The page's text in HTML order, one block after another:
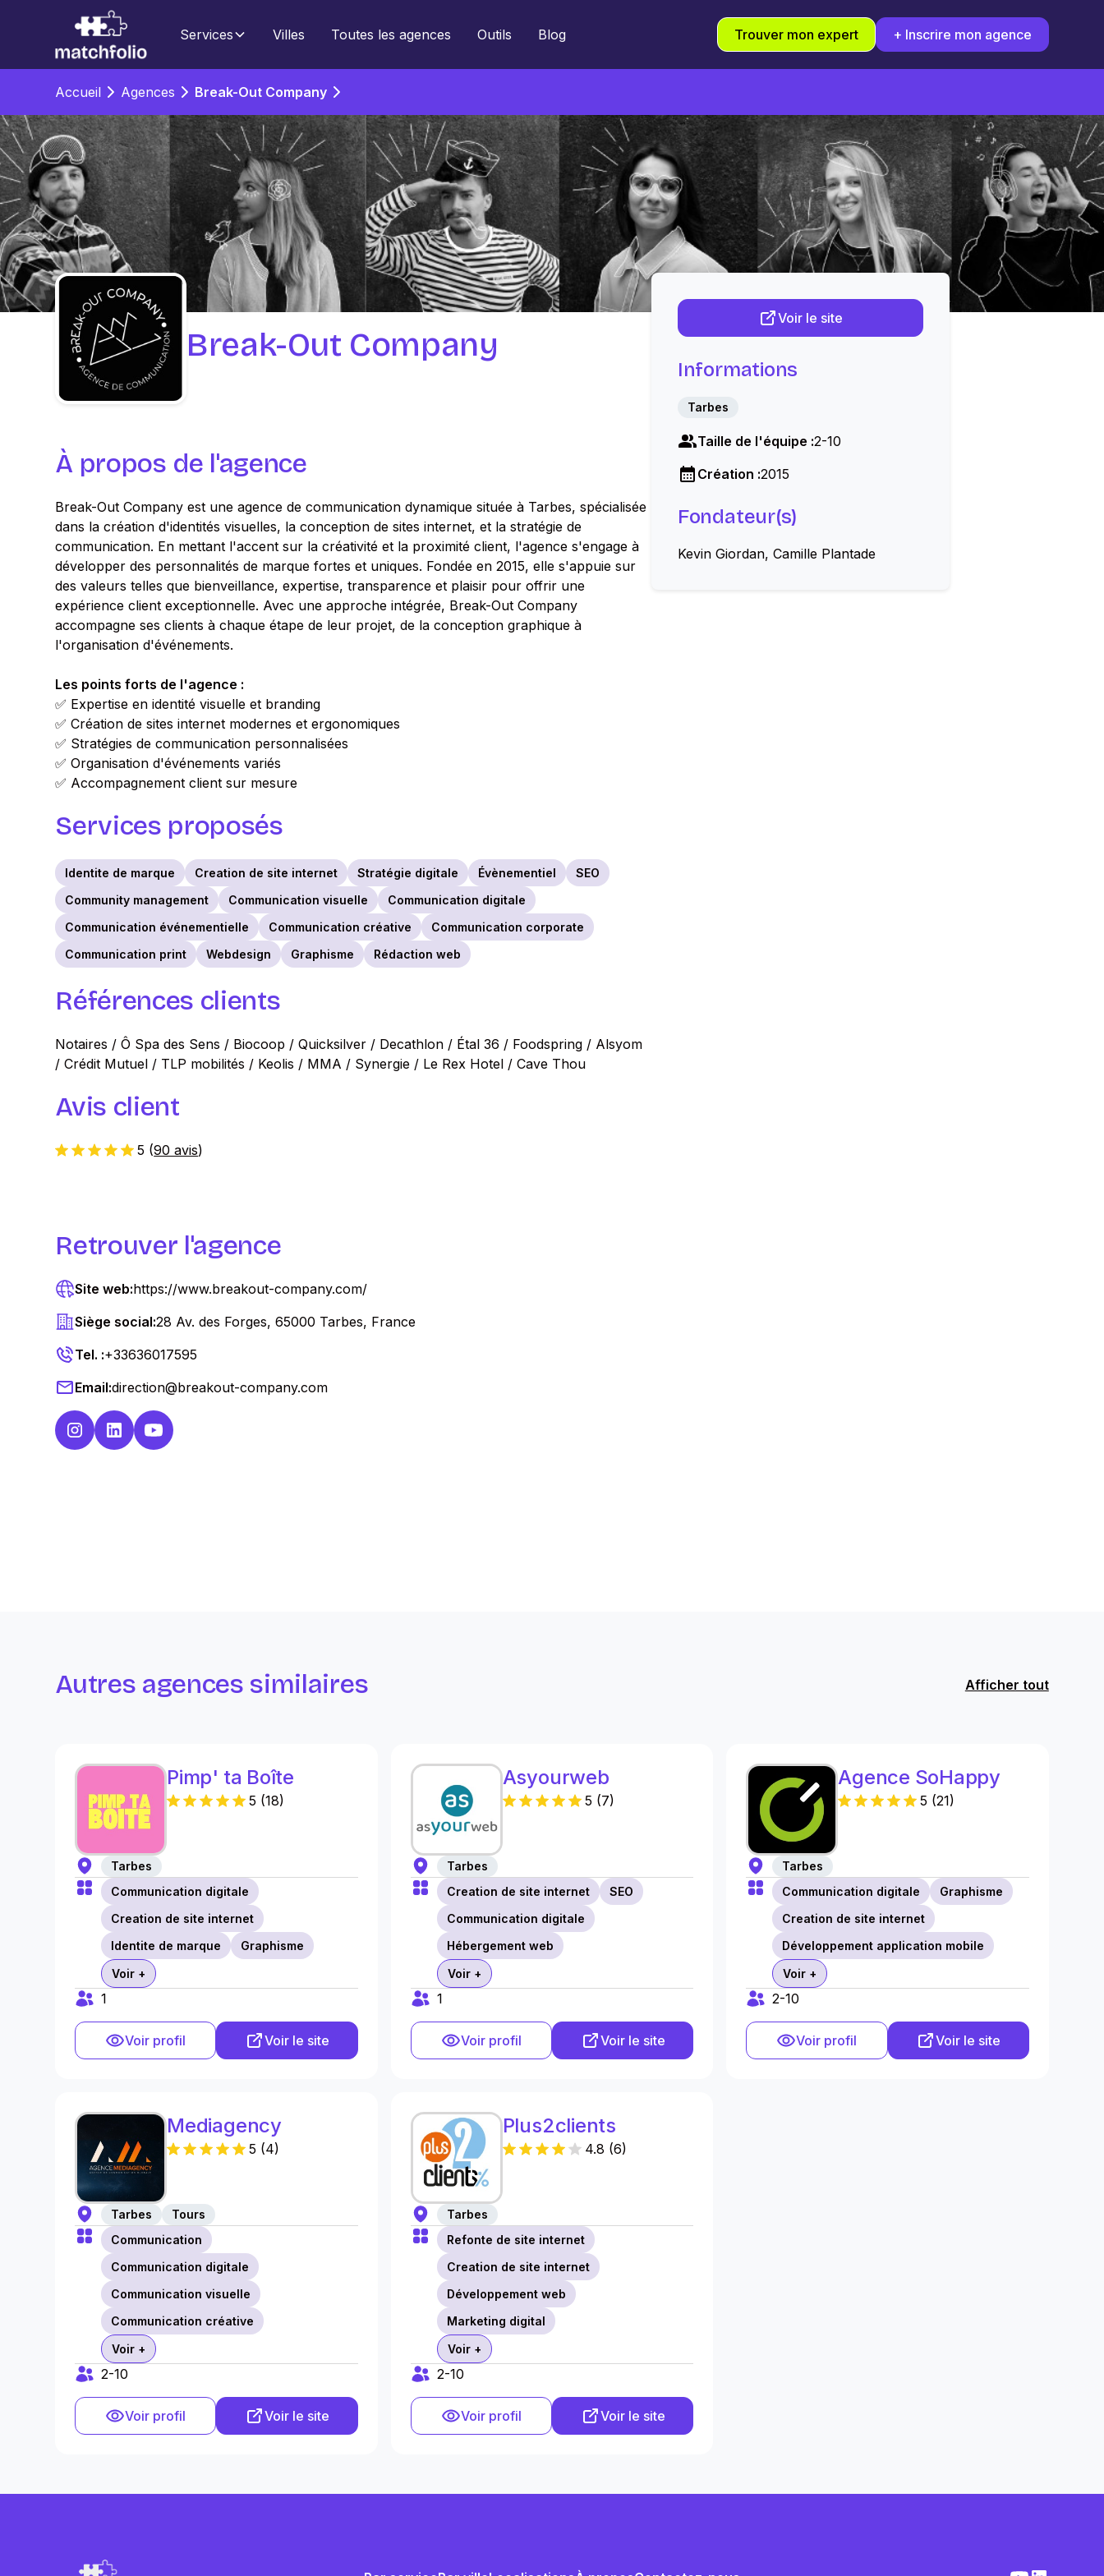
Services Villes Toutes les agences Outils Blog Trouver mon expert + Inscrire mon agence
Accueil Agences Break-Out Company
Break-Out Company
À propos de l'agence
Break-Out Company est une agence de communication dynamique située à Tarbes, spécialisée
dans la création d'identités visuelles, la conception de sites internet, et la stratégie de
communication. En mettant l'accent sur la créativité et la proximité client, l'agence s'engage à
développer des personnalités de marque fortes et uniques. Fondée en 2015, elle s'appuie sur
des valeurs telles que bienveillance, expertise, transparence et plaisir pour offrir une
expérience client exceptionnelle. Avec une approche intégrée, Break-Out Company
accompagne ses clients à chaque étape de leur projet, de la conception graphique à
l'organisation d'événements.
Les points forts de l'agence :
✅ Expertise en identité visuelle et branding
✅ Création de sites internet modernes et ergonomiques
✅ Stratégies de communication personnalisées
✅ Organisation d'événements variés
✅ Accompagnement client sur mesure
Services proposés
Identite de marque Creation de site internet Stratégie digitale Évènementiel
SEO
Community management
Communication visuelle
Communication digitale
Communication événementielle
Communication créative
Communication corporate
Communication print
Webdesign Graphisme Rédaction web
Références clients
Notaires / Ô Spa des Sens / Biocoop / Quicksilver / Decathlon / Étal 36 / Foodspring / Alsyom
/ Crédit Mutuel / TLP mobilités / Keolis / MMA / Synergie / Le Rex Hotel / Cave Thou
Avis client
5 (90 avis)
Voir le site
Informations
Tarbes
Taille de l'équipe :2-10
Création :2015
Fondateur(s)
Kevin Giordan, Camille Plantade
Retrouver l'agence
Site web:https://www.breakout-company.com/
Siège social:28 Av. des Forges, 65000 Tarbes, France
Tel. :+33636017595
Email:direction@breakout-company.com
Autres agences similaires Afficher tout
Pimp' ta Boîte
5 (18)
Tarbes
Communication digitale
Creation de site internet
Identite de marque
Graphisme
Voir +
1
Voir profil Voir le site
Asyourweb
5 (7)
Tarbes
Creation de site internet
SEO
Communication digitale
Hébergement web
Voir +
1
Voir profil Voir le site
Agence SoHappy
5 (21)
Tarbes
Communication digitale
Graphisme
Creation de site internet
Développement application mobile
Voir +
2-10
Voir profil Voir le site
Mediagency
5 (4)
Tarbes
Tours
Communication
Communication digitale
Communication visuelle
Communication créative
Voir +
2-10
Voir profil Voir le site
Plus2clients
4.8 (6)
Tarbes
Refonte de site internet
Creation de site internet
Développement web
Marketing digital
Voir +
2-10
Voir profil Voir le site